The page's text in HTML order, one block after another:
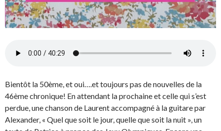
Bientôt la 50ème, et oui….et toujours pas de nouvelles de la
46ème chronique! En attendant la prochaine et celle qui s’est
perdue, une chanson de Laurent accompagné à la guitare par
Alexander, « Quel que soit le jour, quelle que soit la nuit », un